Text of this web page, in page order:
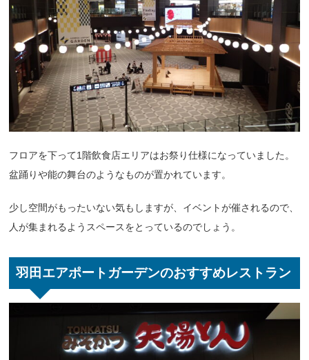
フロアを下って1階飲食店エリアはお祭り仕様になっていました。
盆踊りや能の舞台のようなものが置かれています。
少し空間がもったいない気もしますが、イベントが催されるので、
人が集まれるようスペースをとっているのでしょう。
羽田エアポートガーデンのおすすめレストラン